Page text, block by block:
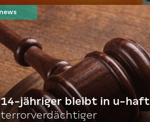
14-jähriger bleibt in u-haft
terrorverdächtiger